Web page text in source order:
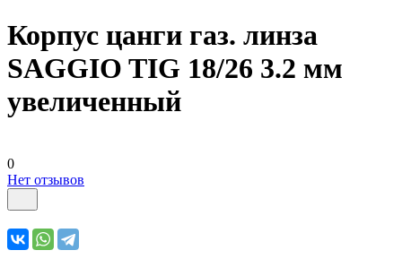
Корпус цанги газ. линза
SAGGIO TIG 18/26 3.2 мм
увеличенный
0
Нет отзывов